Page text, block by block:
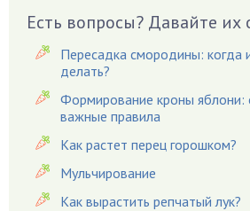
Вишня
Вредители
Гардения
Гацания
Гвоздики
Георгины
Герань
Гиацинт
Есть вопросы? Давайте их
Пересадка смородины: когда
делать?
Формирование кроны яблони:
важные правила
Как растет перец горошком?
Мульчирование
Как вырастить репчатый лук?